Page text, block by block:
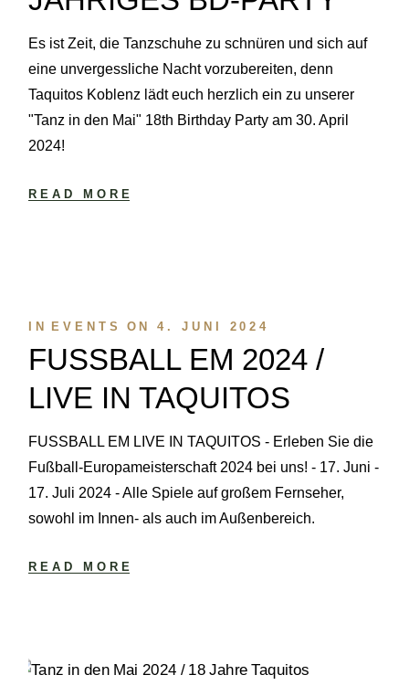
Es ist Zeit, die Tanzschuhe zu schnüren und sich auf
eine unvergessliche Nacht vorzubereiten, denn
Taquitos Koblenz lädt euch herzlich ein zu unserer
"Tanz in den Mai" 18th Birthday Party am 30. April
2024!
READ MORE
IN EVENTS ON 4. JUNI 2024
FUSSBALL EM 2024 /
LIVE IN TAQUITOS
FUSSBALL EM LIVE IN TAQUITOS - Erleben Sie die
Fußball-Europameisterschaft 2024 bei uns! - 17. Juni -
17. Juli 2024 - Alle Spiele auf großem Fernseher,
sowohl im Innen- als auch im Außenbereich.
READ MORE